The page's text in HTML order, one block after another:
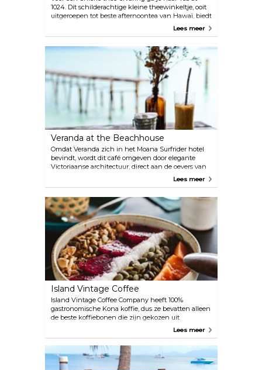
1024. Dit schilderachtige kleine theewinkeltje, ooit
uitgeroepen tot beste afternoontea van Hawaï, biedt
je de perfecte Engelse thee-ervaring met een
een hoed en een boa met veren kiezen om te
genieten van de eigenzinnige en leuke sfeer?
Lees meer
Veranda at the Beachhouse
Omdat Veranda zich in het Moana Surfrider hotel
bevindt, wordt dit café omgeven door elegante
Victoriaanse architectuur, direct aan de oevers van
Waikiki. Leun achterover en geniet van het ontbijt,
dag had niet beter kunnen beginnen.
Lees meer
Island Vintage Coffee
Island Vintage Coffee Company heeft 100%
gastronomische Kona koffie, dus ze bevatten alleen
de beste koffiebonen die zijn gekozen uit
vulkanische bodems van Hawaï. Terwijl het
het proberen van hun smakelijke poké- en açai
bowls en hun sandwiches ook je verblijf (en dag)
verrijken.
Lees meer